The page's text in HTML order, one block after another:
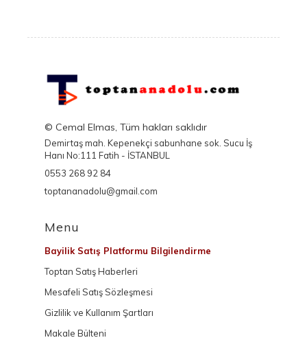
© Cemal Elmas, Tüm hakları saklıdır
Demirtaş mah. Kepenekçi sabunhane sok. Sucu İş
Hanı No:111 Fatih - İSTANBUL
0553 268 92 84
toptananadolu@gmail.com
Menu
Bayilik Satış Platformu Bilgilendirme
Toptan Satış Haberleri
Mesafeli Satış Sözleşmesi
Gizlilik ve Kullanım Şartları
Makale Bülteni